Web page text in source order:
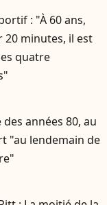
: "À 60 ans,
minutes, il est
quatre
années 80, au
"au lendemain de